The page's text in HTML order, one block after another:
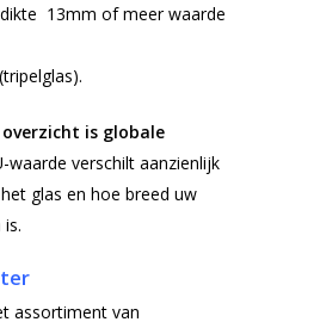
13mm of meer waarde
is globale
waarde verschilt aanzienlijk
glas en hoe breed uw
assortiment van